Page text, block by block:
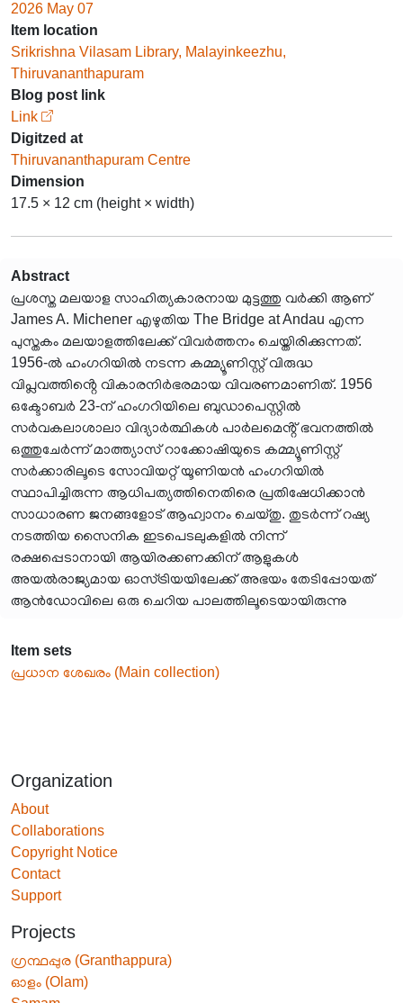
2026 May 07
Item location
Srikrishna Vilasam Library, Malayinkeezhu,
Thiruvananthapuram
Blog post link
Link
Digitzed at
Thiruvananthapuram Centre
Dimension
17.5 × 12 cm (height × width)
Abstract
പ്രശസ്ത മലയാള സാഹിത്യകാരനായ മുട്ടത്തു വർക്കി ആണ്
James A. Michener എഴുതിയ The Bridge at Andau എന്ന
പുസ്തകം മലയാളത്തിലേക്ക് വിവർത്തനം ചെയ്തിരിക്കുന്നത്.
1956-ൽ ഹംഗറിയിൽ നടന്ന കമ്മ്യൂണിസ്റ്റ് വിരുദ്ധ
വിപ്ലവത്തിൻ്റെ വികാരനിർഭരമായ വിവരണമാണിത്. 1956
ഒക്ടോബർ 23-ന് ഹംഗറിയിലെ ബുഡാപെസ്റ്റിൽ
സർവകലാശാലാ വിദ്യാർത്ഥികൾ പാർലമെൻ്റ് ഭവനത്തിൽ
ഒത്തുചേർന്ന് മാത്ത്യാസ് റാക്കോഷിയുടെ കമ്മ്യൂണിസ്റ്റ്
സർക്കാരിലൂടെ സോവിയറ്റ് യൂണിയൻ ഹംഗറിയിൽ
സ്ഥാപിച്ചിരുന്ന ആധിപത്യത്തിനെതിരെ പ്രതിഷേധിക്കാൻ
സാധാരണ ജനങ്ങളോട് ആഹ്വാനം ചെയ്തു. തുടർന്ന് റഷ്യ
നടത്തിയ സൈനിക ഇടപെടലുകളിൽ നിന്ന്
രക്ഷപ്പെടാനായി ആയിരക്കണക്കിന് ആളുകൾ
അയൽരാജ്യമായ ഓസ്ട്രിയയിലേക്ക് അഭയം തേടിപ്പോയത്
ആൻഡോവിലെ ഒരു ചെറിയ പാലത്തിലൂടെയായിരുന്നു
Item sets
പ്രധാന ശേഖരം (Main collection)
Organization
About
Collaborations
Copyright Notice
Contact
Support
Projects
ഗ്രന്ഥപ്പുര (Granthappura)
ഓളം (Olam)